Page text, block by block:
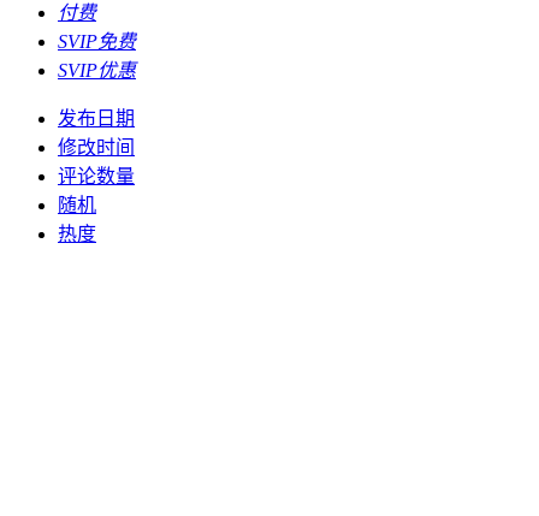
付费
SVIP免费
SVIP优惠
发布日期
修改时间
评论数量
随机
热度